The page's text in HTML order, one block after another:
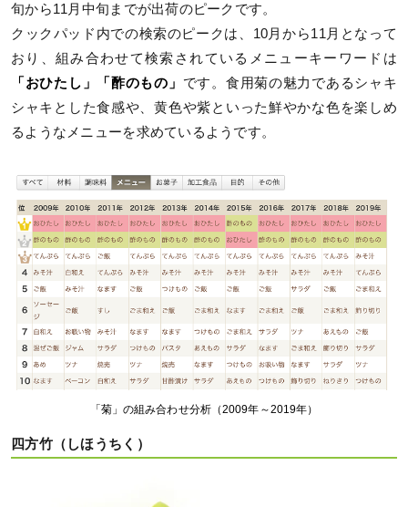
旬から11月中旬までが出荷のピークです。
クックパッド内での検索のピークは、10月から11月となって
おり、組み合わせて検索されているメニューキーワードは
「おひたし」「酢のもの」 です。食用菊の魅力であるシャキ
シャキとした食感や、黄色や紫といった鮮やかな色を楽しめ
るようなメニューを求めているようです。
「菊」の組み合わせ分析（2009年～2019年）
四方竹（しほうちく）